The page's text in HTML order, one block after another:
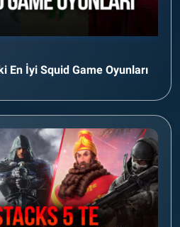
En İyi Squid Game Oyunları